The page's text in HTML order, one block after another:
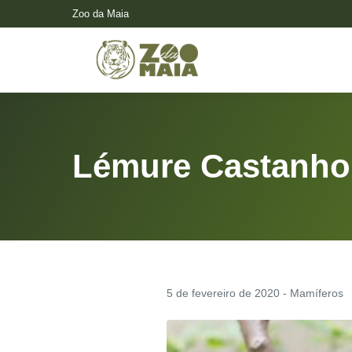
Zoo da Maia
Lémure Castanho
5 de fevereiro de 2020 - Mamíferos